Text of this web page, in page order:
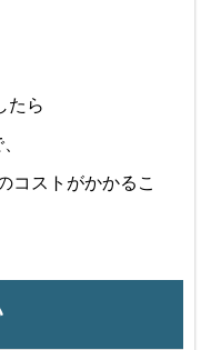
たら
コストがかかるこ